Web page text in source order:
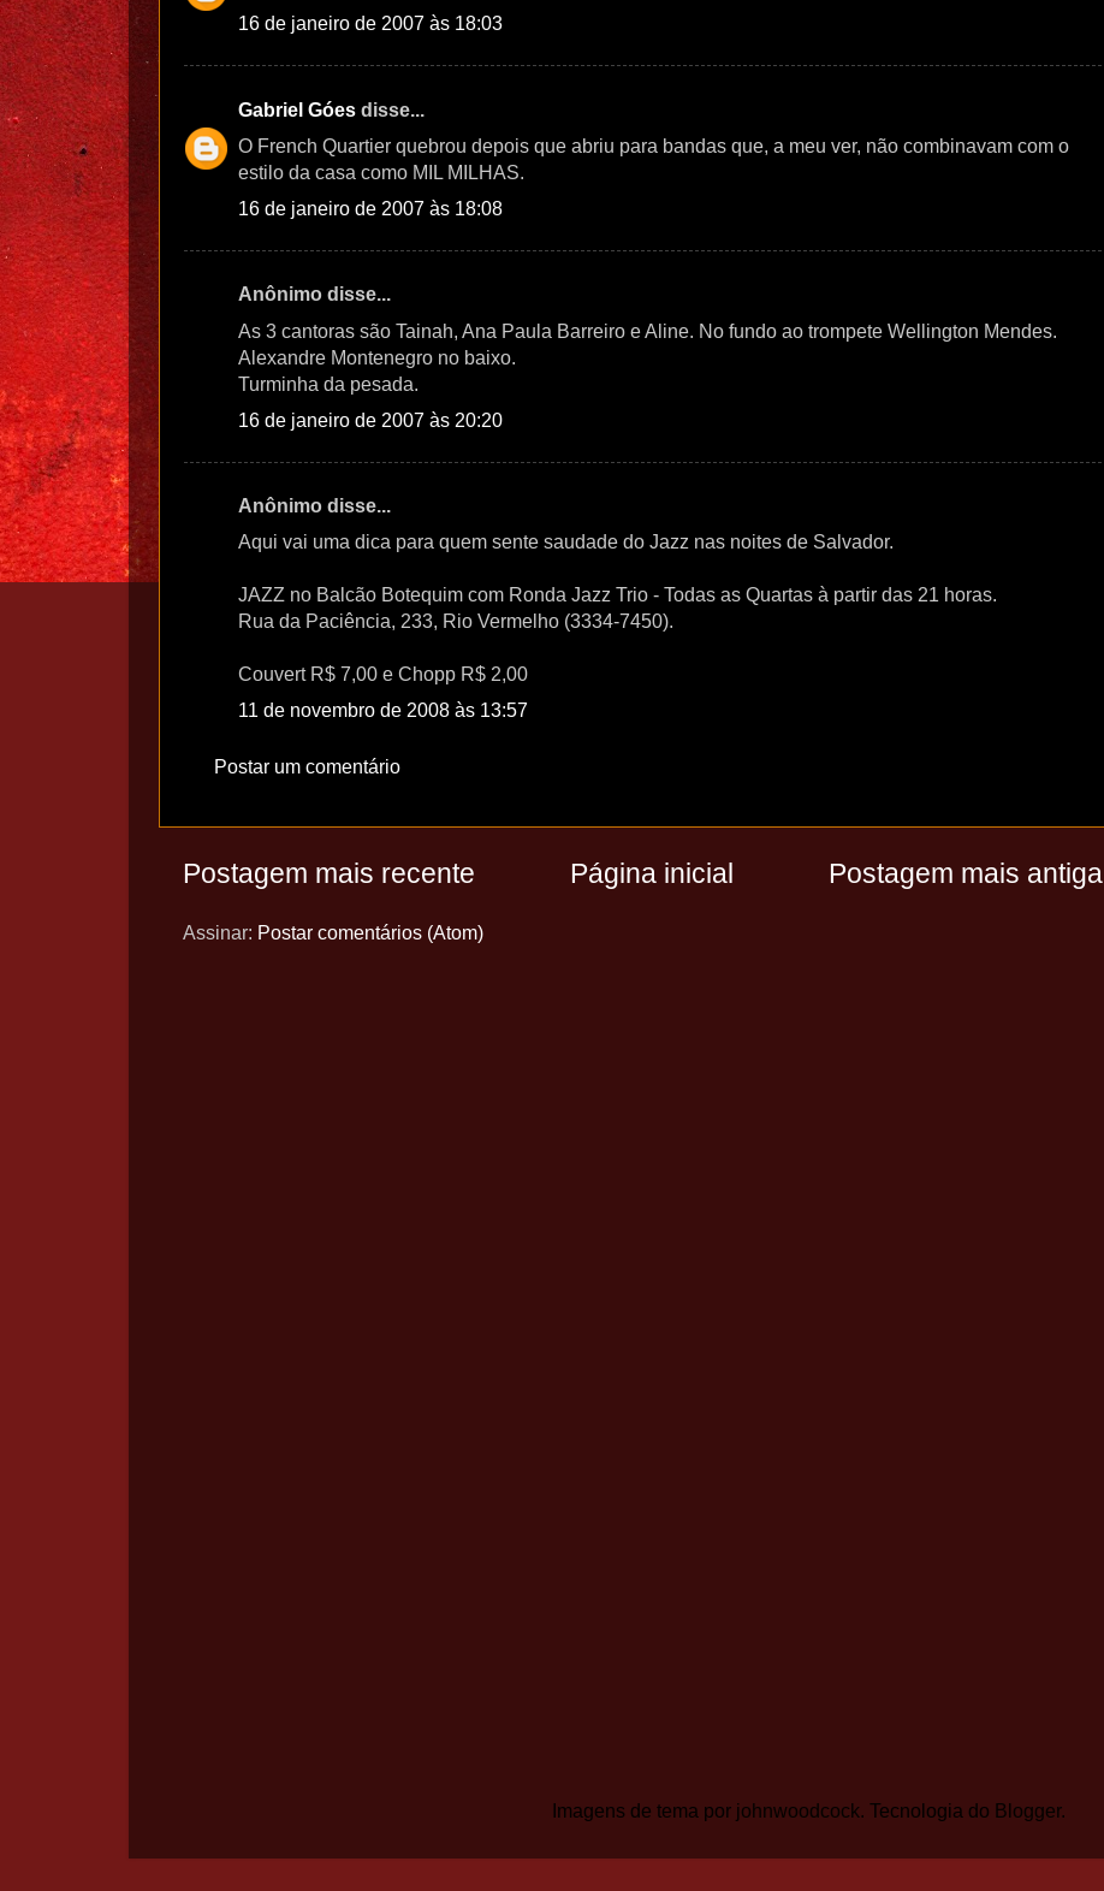
16 de janeiro de 2007 às 18:03
Gabriel Góes disse...
O French Quartier quebrou depois que abriu para bandas que, a meu ver, não combinavam com o
estilo da casa como MIL MILHAS.
16 de janeiro de 2007 às 18:08
Anônimo disse...
As 3 cantoras são Tainah, Ana Paula Barreiro e Aline. No fundo ao trompete Wellington Mendes.
Alexandre Montenegro no baixo.
Turminha da pesada.
16 de janeiro de 2007 às 20:20
Anônimo disse...
Aqui vai uma dica para quem sente saudade do Jazz nas noites de Salvador.
JAZZ no Balcão Botequim com Ronda Jazz Trio - Todas as Quartas à partir das 21 horas.
Rua da Paciência, 233, Rio Vermelho (3334-7450).
Couvert R$ 7,00 e Chopp R$ 2,00
11 de novembro de 2008 às 13:57
Postar um comentário
Postagem mais recente Postagem mais antiga
Página inicial
Assinar: Postar comentários (Atom)
Imagens de tema por johnwoodcock. Tecnologia do Blogger.